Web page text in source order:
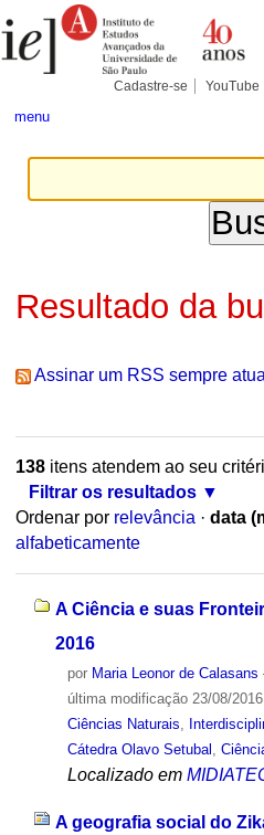
para
conteúdo.
Pessoais
Cadastre-se YouTube
menu
Resultado da
Assinar um RSS sempre
138itens atendem ao seu
Filtrar os resultados
Ordenar por relevância · data
alfabeticamente
A Ciência e suas
2016
por Maria Leonor de Calasans
última modificação23/08/
Ciências Naturais
Cátedra Olavo Setubal
Localizado em
A geografia social do